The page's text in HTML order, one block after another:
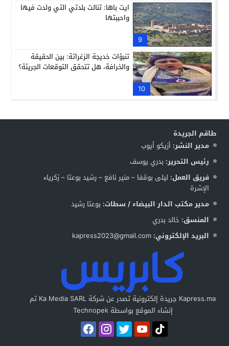
9
ايت باها: تنالت بلدتي التي ولدت فيها
واحببتها
10
تنبؤات خديجة الزغراتة: بين الحقيقة
والخرافة، هل تتحقق التوقعات الجريئة؟
طاقم الجريدة
مدير النشر: أزيكو أيوب
رئيس التحرير: بدري يوسف
فريق العمل: ليلى بوقفا – منير نافع – رشيد بوعتا – زكرياء
الإشرة
مدير مكتب الدار البيضاء / سطات: بوعتا رشيد
المنسق: خالد بدري
البريد الإلكتروني: kapress2023@gmail.com
Kapress.ma جريدة إلكترونية تصدر عن شركة Ka Media SARL تم
إنشاء الموقع بواسطة Technopek